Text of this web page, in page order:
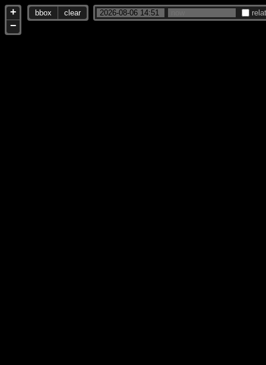
+
−
bbox clear